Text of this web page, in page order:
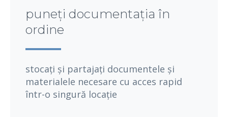
puneți documentația în
ordine
stocați și partajați documentele și
materialele necesare cu acces rapid
într-o singură locație